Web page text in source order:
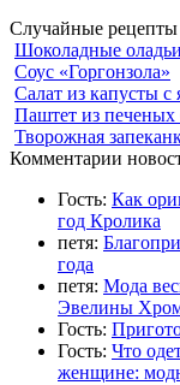
Случайные рецепты
Шоколадные
Соус «Горгонзола»
Салат из капусты
Паштет из
Творожная
Комментарии
Гость: Как
год Кролика
петя:
года
петя: Мода
Эвелины
Гость:
Гость: Что
женщине: